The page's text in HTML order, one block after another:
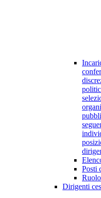
Posti
Dirigenti